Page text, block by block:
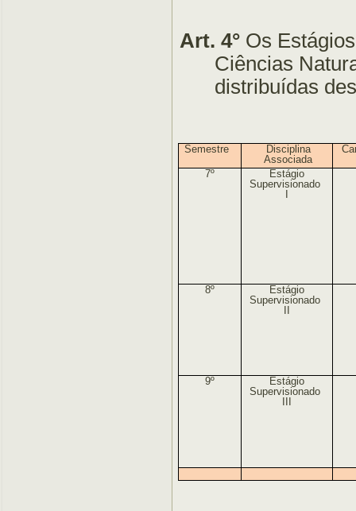
Art. 4° Os
Ciências
distribuídas
Semestre
Disciplina
Associada
7º
Estágio
Supervisionado
8º
Estágio
Supervisionado
9º
Estágio
Supervisionado